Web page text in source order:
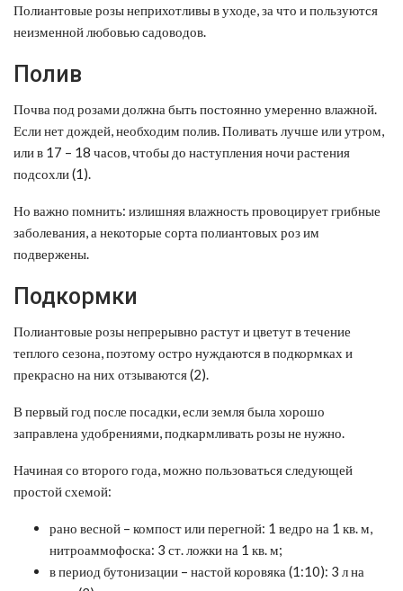
Полиантовые розы неприхотливы в уходе, за что и пользуются
неизменной любовью садоводов.
Полив
Почва под розами должна быть постоянно умеренно влажной.
Если нет дождей, необходим полив. Поливать лучше или утром,
или в 17 – 18 часов, чтобы до наступления ночи растения
подсохли (1).
Но важно помнить: излишняя влажность провоцирует грибные
заболевания, а некоторые сорта полиантовых роз им
подвержены.
Подкормки
Полиантовые розы непрерывно растут и цветут в течение
теплого сезона, поэтому остро нуждаются в подкормках и
прекрасно на них отзываются (2).
В первый год после посадки, если земля была хорошо
заправлена удобрениями, подкармливать розы не нужно.
Начиная со второго года, можно пользоваться следующей
простой схемой:
рано весной – компост или перегной: 1 ведро на 1 кв. м,
нитроаммофоска: 3 ст. ложки на 1 кв. м;
в период бутонизации – настой коровяка (1:10): 3 л на